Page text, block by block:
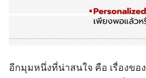
อีกมุมหนึ่งที่น่าสนใจ คือ เรื่องของ